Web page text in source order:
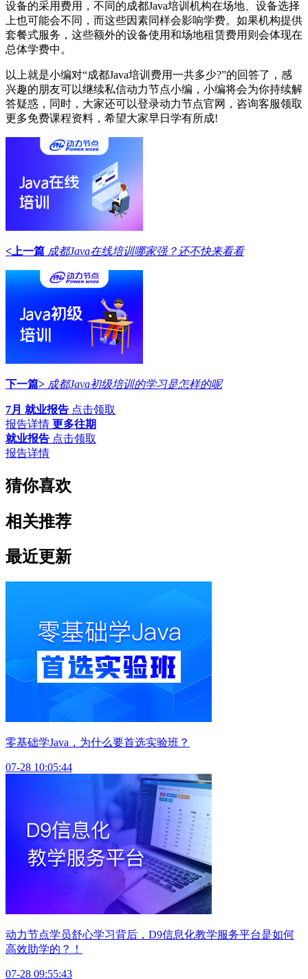
设备的采用费用，不同的成都Java培训机构在场地、设备选择
上也可能会不同，而这些因素同样会影响学费。如果机构提供
套餐式服务，这些额外的设备使用和场地租赁费用则会体现在
总体学费中。
以上就是小编对“成都Java培训费用一共多少?”的回答了，感
兴趣的朋友可以继续私信动力节点小编，小编将会为你持续解
答疑惑，同时，大家还可以登录动力节点官网，咨询客服领取
更多免费课程资料，希望大家早日学有所成!
<上一篇 成都Java在线培训哪家强？还不快来看看
下一篇> 成都Java初级培训的学习是怎样的呢
7月 就业报告 点击领取
报告详情 更多往期
就业报告 点击领取
报告详情
猜你喜欢
相关推荐
最近更新
零基础学Java，为什么要首选实验班？
07-28 10:05:44
动力节点学员舒心学习背后，D9信息化教学服务平台是如何
高效助学的？！
07-28 09:55:43